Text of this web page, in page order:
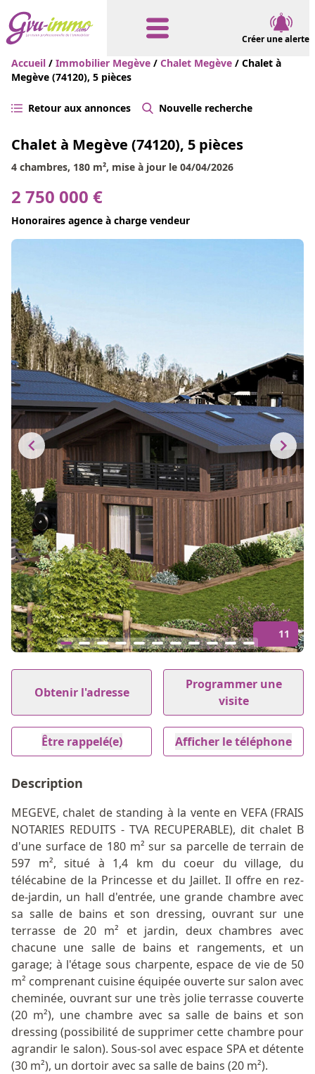
Créer une alerte
Accueil / Immobilier Megève / Chalet Megève / Chalet à
Megève (74120), 5 pièces
Retour aux annonces Nouvelle recherche
Chalet à Megève (74120), 5 pièces
4 chambres, 180 m², mise à jour le 04/04/2026
2 750 000 €
Honoraires agence à charge vendeur
11
1
11
Obtenir l'adresse
Programmer une
visite
Être rappelé(e) Afficher le téléphone
Description
MEGEVE, chalet de standing à la vente en VEFA (FRAIS
NOTARIES REDUITS - TVA RECUPERABLE), dit chalet B
d'une surface de 180 m² sur sa parcelle de terrain de
597 m², situé à 1,4 km du coeur du village, du
télécabine de la Princesse et du Jaillet. Il offre en rez-
de-jardin, un hall d'entrée, une grande chambre avec
sa salle de bains et son dressing, ouvrant sur une
terrasse de 20 m² et jardin, deux chambres avec
chacune une salle de bains et rangements, et un
garage; à l'étage sous charpente, espace de vie de 50
m² comprenant cuisine équipée ouverte sur salon avec
cheminée, ouvrant sur une très jolie terrasse couverte
(20 m²), une chambre avec sa salle de bains et son
dressing (possibilité de supprimer cette chambre pour
agrandir le salon). Sous-sol avec espace SPA et détente
(30 m²), un dortoir avec sa salle de bains (20 m²).